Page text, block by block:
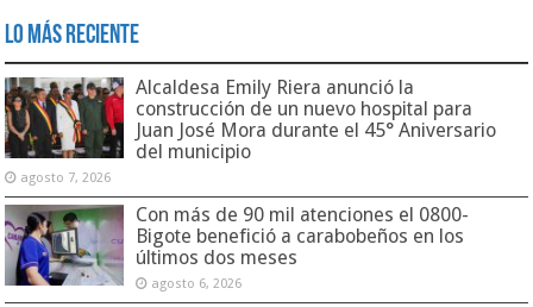
Lo Más Reciente
Alcaldesa Emily Riera anunció la
construcción de un nuevo hospital para
Juan José Mora durante el 45° Aniversario
del municipio
agosto 7, 2026
Con más de 90 mil atenciones el 0800-
Bigote benefició a carabobeños en los
últimos dos meses
agosto 6, 2026